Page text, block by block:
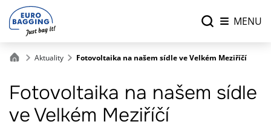
MENU
Aktuality Fotovoltaika na našem sídle ve Velkém Meziříčí
Fotovoltaika na našem sídle
ve Velkém Meziříčí